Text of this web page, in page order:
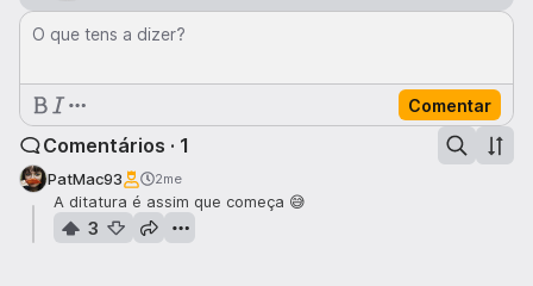
O que tens a dizer?
Comentar
Comentários · 1
PatMac93 2me
A ditatura é assim que começa 😅
3